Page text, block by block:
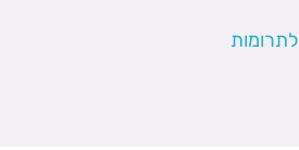
לתרומות